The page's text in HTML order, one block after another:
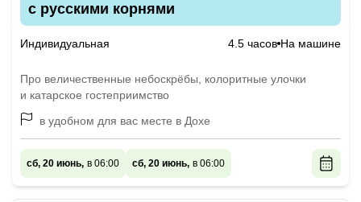
с русскими корнями
Индивидуальная 4.5 часов На машине
Про величественные небоскрёбы, колоритные улочки
и катарское гостеприимство
в удобном для вас месте в Дохе
сб, 20 июнь, в 06:00 сб, 20 июнь, в 06:00